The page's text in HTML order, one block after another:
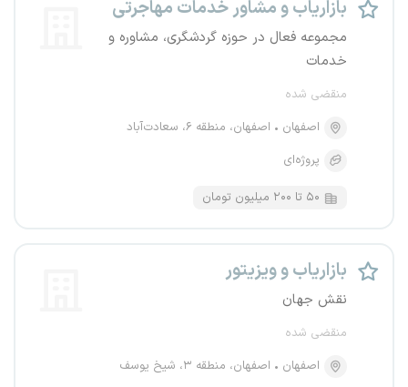
بازاریاب و مشاور خدمات مهاجرتی
مجموعه فعال در حوزه گردشگری، مشاوره و
خدمات
منقضی شده
اصفهان
اصفهان، منطقه ۶، سعادت‌آباد
پروژه‌ای
۵۰ تا ۲۰۰ میلیون تومان
بازاریاب و ویزیتور
نقش جهان
منقضی شده
اصفهان
اصفهان، منطقه ۳، شیخ یوسف